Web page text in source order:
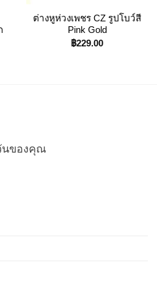
ต่างหูห่วงเพชร CZ รูปโบว์สี
Pink Gold
฿229.00
นของคุณ